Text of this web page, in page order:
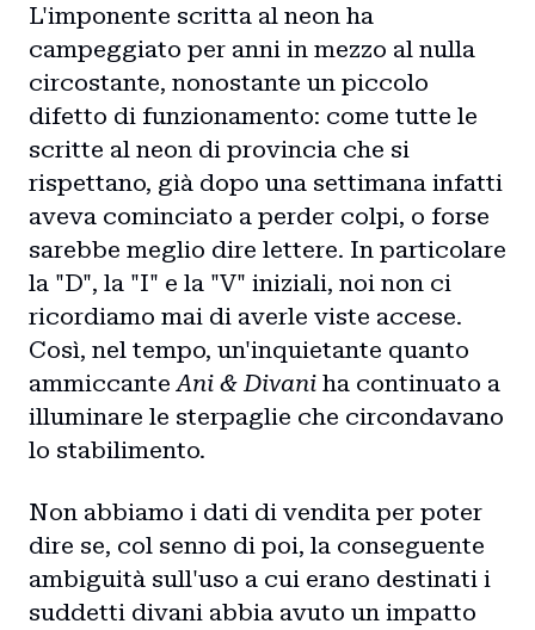
L'imponente scritta al neon ha
campeggiato per anni in mezzo al nulla
circostante, nonostante un piccolo
difetto di funzionamento: come tutte le
scritte al neon di provincia che si
rispettano, già dopo una settimana infatti
aveva cominciato a perder colpi, o forse
sarebbe meglio dire lettere. In particolare
la "D", la "I" e la "V" iniziali, noi non ci
ricordiamo mai di averle viste accese.
Così, nel tempo, un'inquietante quanto
ammiccanteAni & Divani ha continuato a
illuminare le sterpaglie che circondavano
lo stabilimento.
Non abbiamo i dati di vendita per poter
dire se, col senno di poi, la conseguente
ambiguità sull'uso a cui erano destinati i
suddetti divani abbia avuto un impatto